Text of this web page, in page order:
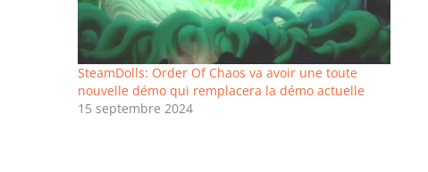
SteamDolls: Order Of Chaos va avoir une toute
nouvelle démo qui remplacera la démo actuelle
15 septembre 2024